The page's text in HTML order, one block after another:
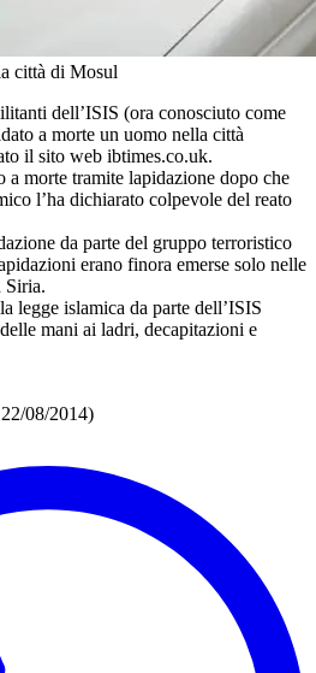
città di Mosul
dell’ISIS (ora conosciuto come
a morte un uomo nella città
il sito web ibtimes.co.uk.
a morte tramite lapidazione dopo che
l’ha dichiarato colpevole del reato
da parte del gruppo terroristico
erano finora emerse solo nelle
Siria.
legge islamica da parte dell’ISIS
mani ai ladri, decapitazioni e
08/2014)